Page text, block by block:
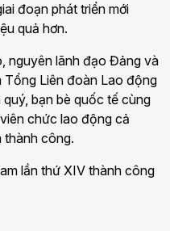
đoạn phát triển mới
quả hơn.
nguyên lãnh đạo Đảng và
Liên đoàn Lao động
bạn bè quốc tế cùng
chức lao động cả
thành công.
lần thứ XIV thành công